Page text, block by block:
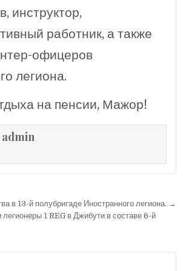
инструктор,
работник, а также
офицеров
легиона.
на пенсии, Мажор!
admin
в 13-й полубригаде Иностранного легиона. →
1 REG в Джибути в составе 6-й